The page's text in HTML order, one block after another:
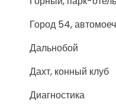
Город 54,
Дальнобой
Дахт, конный клуб
Диагностика